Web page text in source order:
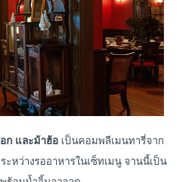
ก และม้าฮ้อ เป็นคอมพลีเมนทารี่จาก
หว่างรออาหารในเซ็ทเมนู จานนี้เป็น